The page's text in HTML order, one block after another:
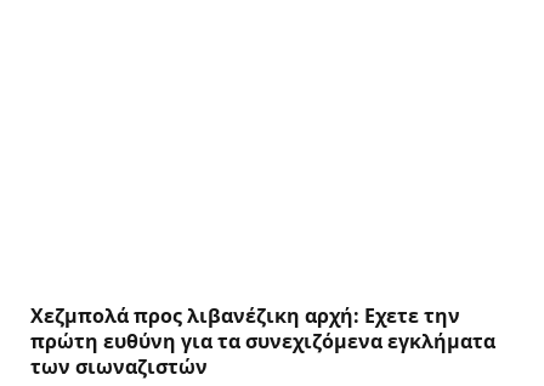
Χεζμπολά προς λιβανέζικη αρχή: Εχετε την
πρώτη ευθύνη για τα συνεχιζόμενα εγκλήματα
των σιωναζιστών